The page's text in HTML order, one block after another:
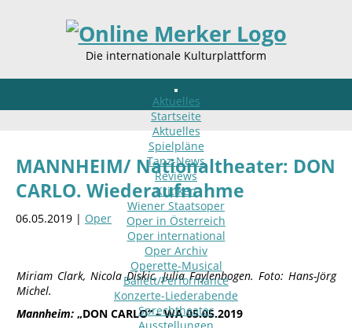
Die internationale Kulturplattform
Aktuelles
Startseite
Aktuelles
Spielpläne
Tanz-News
Reviews
Kritiken
Wiener Staatsoper
Oper in Österreich
Oper international
Oper Archiv
Operette-Musical
Ballett/Performance
Konzerte-Liederabende
Sprechtheater
MANNHEIM/ Nationaltheater: DON
CARLO. Wiederaufnahme
06.05.2019 | Oper
Miriam Clark, Nicola Diskic, Julia Faylenbogen. Foto: Hans-Jörg
Michel.
Mannheim: „DON CARLO“– WA 05.05.2019